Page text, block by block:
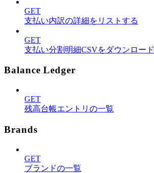
GET
支払い内訳の詳細をリストする
GET
支払い分割明細CSVをダウンロード
Balance Ledger
GET
残高台帳エントリの一覧
Brands
GET
ブランドの一覧